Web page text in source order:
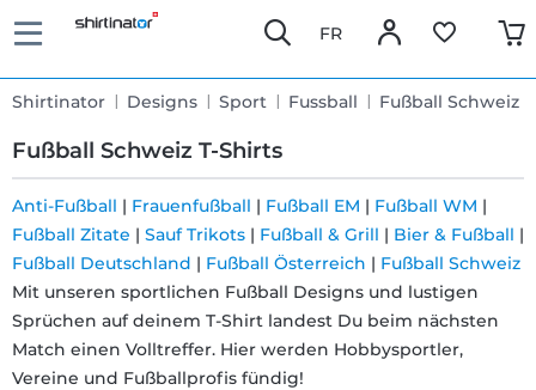
FR
Shirtinator Designs Sport Fussball Fußball Schweiz
Fußball Schweiz T-Shirts
Schnelle
Lieferung
30 Tage
Anti-Fußball | Frauenfußball | Fußball EM | Fußball WM |
Fußball Zitate | Sauf Trikots | Fußball & Grill | Bier & Fußball |
Fußball Deutschland | Fußball Österreich | Fußball Schweiz
Mit unseren sportlichen Fußball Designs und lustigen
Sprüchen auf deinem T-Shirt landest Du beim nächsten
Match einen Volltreffer. Hier werden Hobbysportler,
Vereine und Fußballprofis fündig!